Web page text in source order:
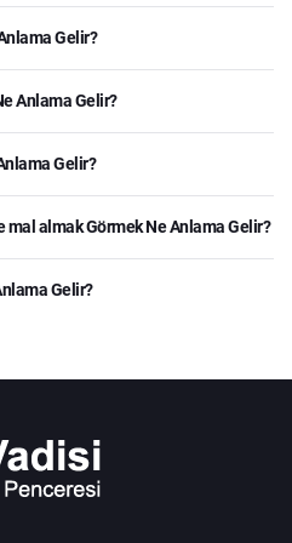
Gelir?
Anlama Gelir?
Gelir?
almak Görmek Ne Anlama Gelir?
Gelir?